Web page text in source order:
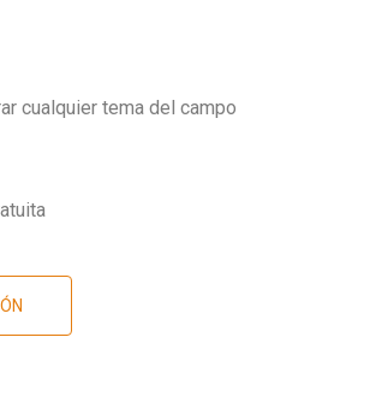
cualquier tema del campo